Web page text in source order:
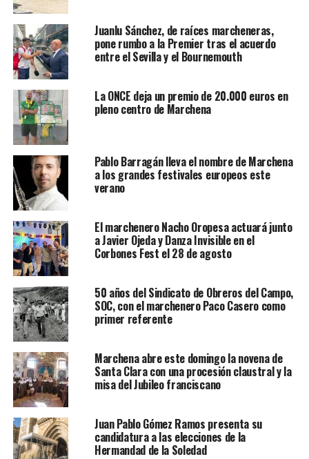
Juanlu Sánchez, de raíces marcheneras,
pone rumbo a la Premier tras el acuerdo
entre el Sevilla y el Bournemouth
La ONCE deja un premio de 20.000 euros en
pleno centro de Marchena
Pablo Barragán lleva el nombre de Marchena
a los grandes festivales europeos este
verano
El marchenero Nacho Oropesa actuará junto
a Javier Ojeda y Danza Invisible en el
Corbones Fest el 28 de agosto
50 años del Sindicato de Obreros del Campo,
SOC, con el marchenero Paco Casero como
primer referente
Marchena abre este domingo la novena de
Santa Clara con una procesión claustral y la
misa del Jubileo franciscano
Juan Pablo Gómez Ramos presenta su
candidatura a las elecciones de la
Hermandad de la Soledad